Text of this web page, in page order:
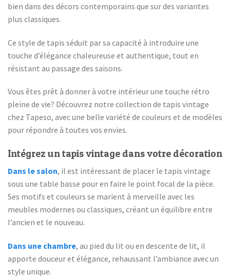
bien dans des décors contemporains que sur des variantes
plus classiques.
Ce style de tapis séduit par sa capacité à introduire une
touche d’élégance chaleureuse et authentique, tout en
résistant au passage des saisons.
Vous êtes prêt à donner à votre intérieur une touche rétro
pleine de vie? Découvrez notre collection de tapis vintage
chez Tapeso, avec une belle variété de couleurs et de modèles
pour répondre à toutes vos envies.
Intégrez un tapis vintage dans votre décoration
Dans le salon, il est intéressant de placer le tapis vintage
sous une table basse pour en faire le point focal de la pièce.
Ses motifs et couleurs se marient à merveille avec les
meubles modernes ou classiques, créant un équilibre entre
l’ancien et le nouveau.
Dans une chambre, au pied du lit ou en descente de lit, il
apporte douceur et élégance, rehaussant l’ambiance avec un
style unique.